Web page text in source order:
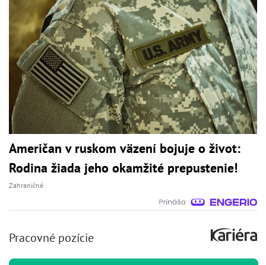
Američan v ruskom väzení bojuje o život:
Rodina žiada jeho okamžité prepustenie!
Zahraničné
Pracovné pozície